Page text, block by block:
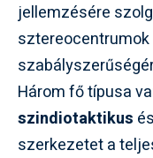
jellemzésére
Három fő típusa
szindiotaktikus
szerkezetet a